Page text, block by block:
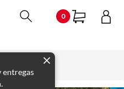
0
entregas